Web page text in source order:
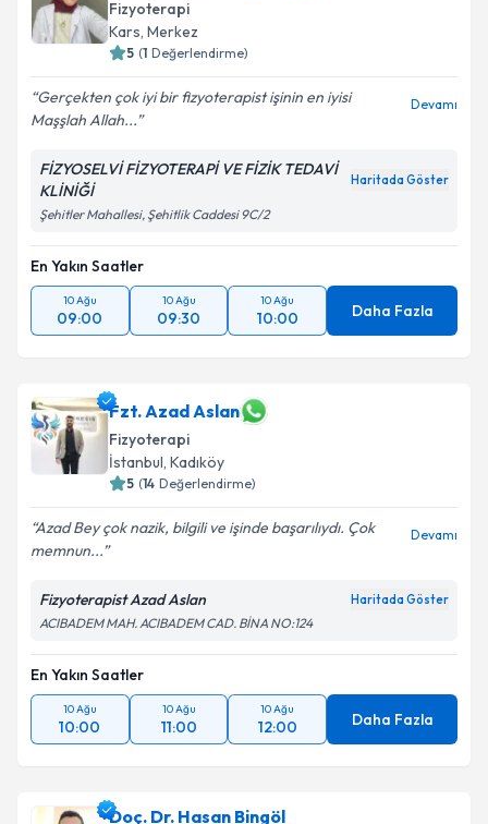
Fizyoterapi
Kars, Merkez
5 (1 Değerlendirme)
Gerçekten çok iyi bir fizyoterapist işinin en iyisi
Maşşlah Allah...
Devamı
FİZYOSELVİ FİZYOTERAPİ VE FİZİK TEDAVİ
KLİNİĞİ
Haritada Göster
Şehitler Mahallesi, Şehitlik Caddesi 9C/2
En Yakın Saatler
10 Ağu
09:00
10 Ağu
09:30
10 Ağu
10:00 Daha Fazla
Fzt. Azad Aslan
Fizyoterapi
İstanbul, Kadıköy
5 (14 Değerlendirme)
Azad Bey çok nazik, bilgili ve işinde başarılıydı. Çok
memnun...
Devamı
Fizyoterapist Azad Aslan Haritada Göster
ACIBADEM MAH. ACIBADEM CAD. BİNA NO:124
En Yakın Saatler
10 Ağu
10:00
10 Ağu
11:00
10 Ağu
12:00 Daha Fazla
Doç. Dr. Hasan Bingöl